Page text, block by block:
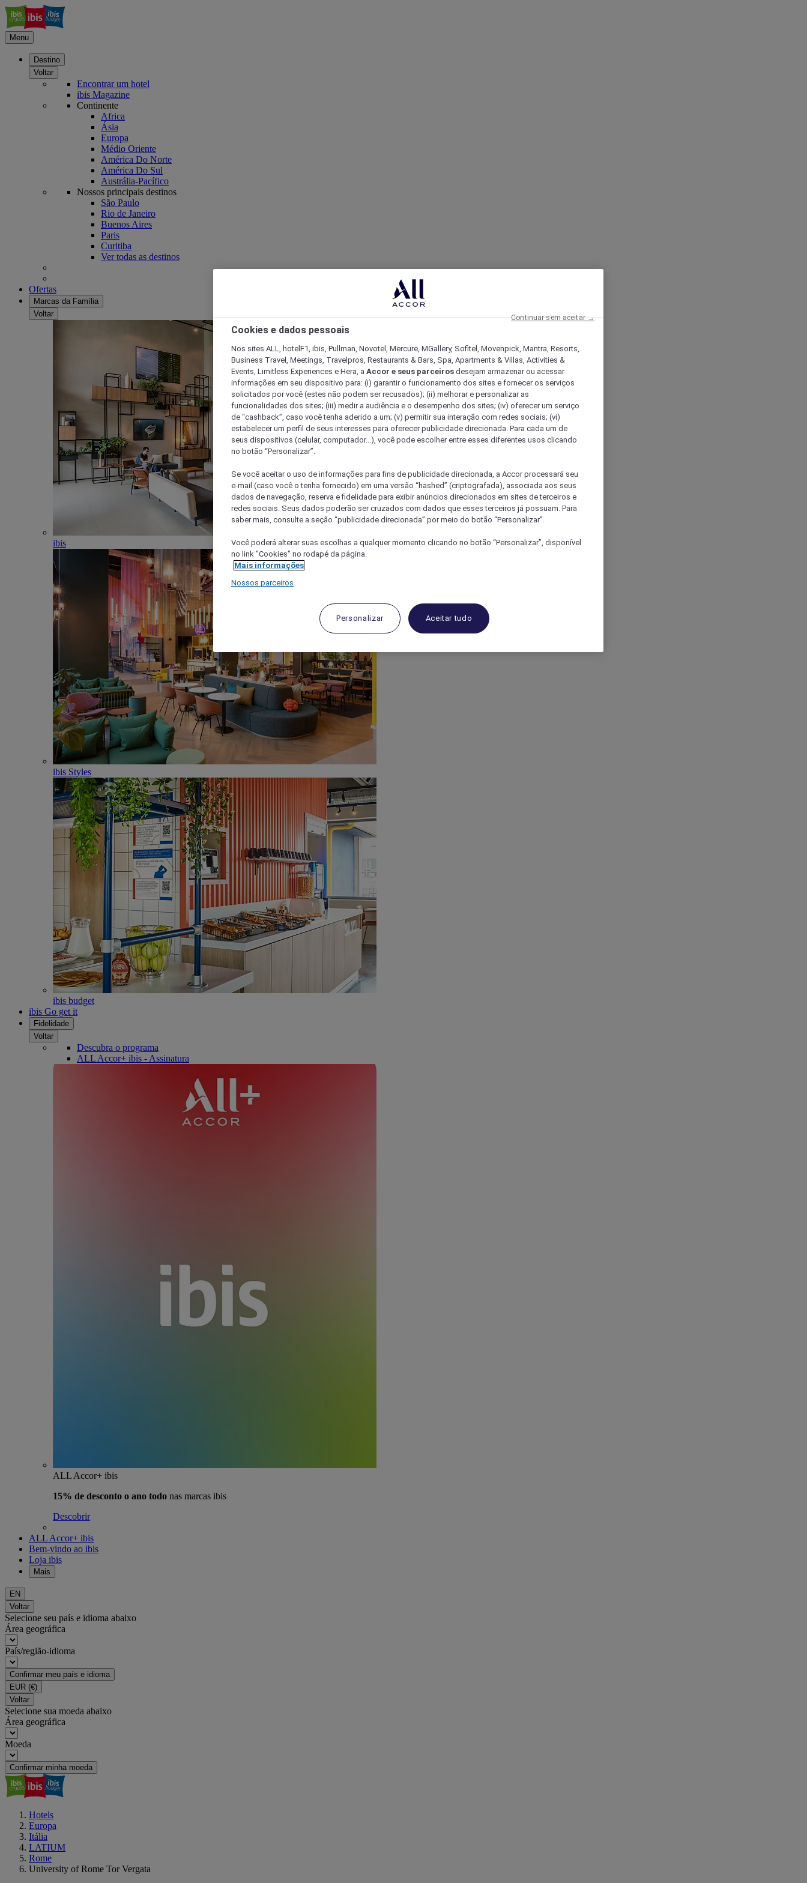
Menu
Destino
Voltar
Encontrar um hotel
ibis Magazine
Continente
Africa
Ásia
Europa
Médio Oriente
América Do Norte
América Do Sul
Austrália-Pacífico
Nossos principais destinos
São Paulo
Rio de Janeiro
Buenos Aires
Paris
Curitiba
Ver todas as destinos
Ofertas
Marcas da Família
Voltar
ibis
ibis Styles
ibis budget
ibis Go get it
Fidelidade
Voltar
Descubra o programa
ALL Accor+ ibis - Assinatura
ALL Accor+ ibis
15% de desconto o ano todo nas marcas ibis
Descobrir
ALL Accor+ ibis
Bem-vindo ao ibis
Loja ibis
Mais
EN
Voltar
Selecione seu país e idioma abaixo
Área geográfica
País/região-idioma
Confirmar meu país e idioma
EUR (€)
Voltar
Selecione sua moeda abaixo
Área geográfica
Moeda
Confirmar minha moeda
Hotels
Europa
Itália
LATIUM
Rome
University of Rome Tor Vergata
Cookies e dados pessoais
Nos sites ALL, hotelF1, ibis, Pullman, Novotel, Mercure, MGallery, Sofitel, Movenpick, Mantra, Resorts,
Business Travel, Meetings, Travelpros, Restaurants & Bars, Spa, Apartments & Villas, Activities &
Events, Limitless Experiences e Hera, a Accor e seus parceiros desejam armazenar ou acessar
informações em seu dispositivo para: (i) garantir o funcionamento dos sites e fornecer os serviços
solicitados por você (estes não podem ser recusados); (ii) melhorar e personalizar as
funcionalidades dos sites; (iii) medir a audiência e o desempenho dos sites; (iv) oferecer um serviço
de “cashback”, caso você tenha aderido a um; (v) permitir sua interação com redes sociais; (vi)
estabelecer um perfil de seus interesses para oferecer publicidade direcionada. Para cada um de
seus dispositivos (celular, computador...), você pode escolher entre esses diferentes usos clicando
no botão “Personalizar”.
Se você aceitar o uso de informações para fins de publicidade direcionada, a Accor processará seu
e-mail (caso você o tenha fornecido) em uma versão “hashed” (criptografada), associada aos seus
dados de navegação, reserva e fidelidade para exibir anúncios direcionados em sites de terceiros e
redes sociais. Seus dados poderão ser cruzados com dados que esses terceiros já possuam. Para
saber mais, consulte a seção “publicidade direcionada” por meio do botão “Personalizar”.
Você poderá alterar suas escolhas a qualquer momento clicando no botão “Personalizar”, disponível
no link "Cookies" no rodapé da página.
Mais informações
Nossos parceiros
Personalizar Aceitar tudo
Continuar sem aceitar →